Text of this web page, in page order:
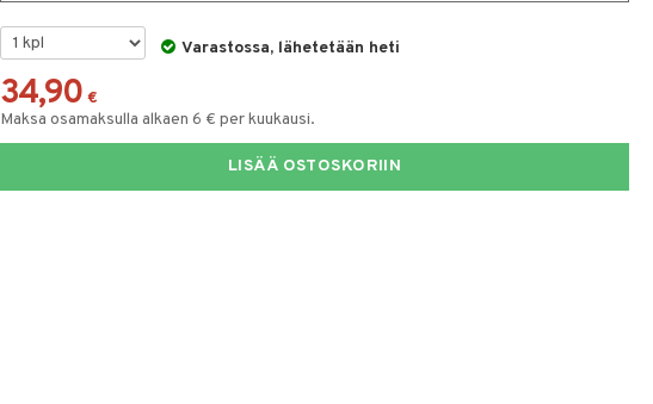
Varastossa, lähetetään heti
34,90 €
Maksa osamaksulla alkaen 6 € per kuukausi.
LISÄÄ OSTOSKORIIN